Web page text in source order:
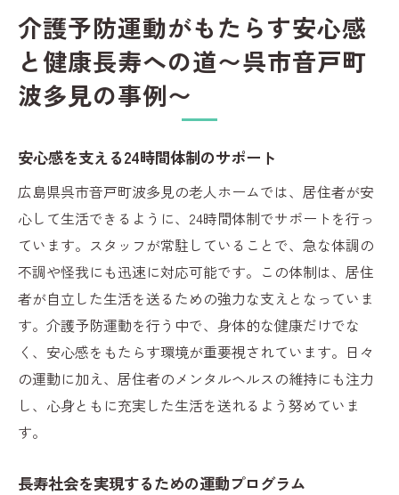
介護予防運動がもたらす安心感
と健康長寿への道〜呉市音戸町
波多見の事例〜
安心感を支える24時間体制のサポート
広島県呉市音戸町波多見の老人ホームでは、居住者が安
心して生活できるように、24時間体制でサポートを行っ
ています。スタッフが常駐していることで、急な体調の
不調や怪我にも迅速に対応可能です。この体制は、居住
者が自立した生活を送るための強力な支えとなっていま
す。介護予防運動を行う中で、身体的な健康だけでな
く、安心感をもたらす環境が重要視されています。日々
の運動に加え、居住者のメンタルヘルスの維持にも注力
し、心身ともに充実した生活を送れるよう努めていま
す。
長寿社会を実現するための運動プログラム